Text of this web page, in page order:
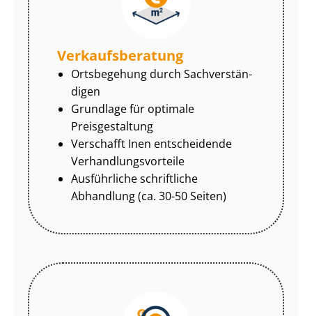
Ver­kaufs­be­ra­tung
Ortsbegehung durch Sach­ver­stän­
di­gen
Grundlage für optimale
Preisgestaltung
Verschafft Inen entscheidende
Ver­hand­lungs­vor­tei­le
Ausführliche schriftliche
Abhandlung (ca. 30-50 Seiten)